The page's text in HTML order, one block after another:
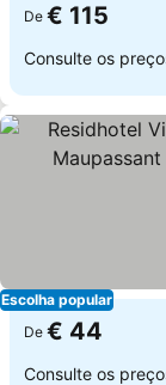
De € 115
Consulte os
Escolha popular
De € 44
Consulte os